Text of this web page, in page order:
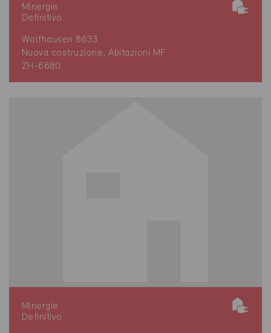
Minergie
Definitivo
Wolfhausen 8633
Nuova costruzione, Abitazioni MF
ZH-6680
Minergie
Definitivo